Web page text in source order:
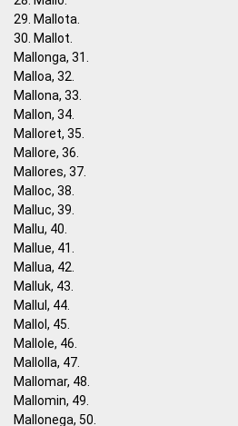
29. Mallota.
30. Mallot.
Mallonga, 31.
Malloa, 32.
Mallona, 33.
Mallon, 34.
Malloret, 35.
Mallore, 36.
Mallores, 37.
Malloc, 38.
Malluc, 39.
Mallu, 40.
Mallue, 41.
Mallua, 42.
Malluk, 43.
Mallul, 44.
Mallol, 45.
Mallole, 46.
Mallolla, 47.
Mallomar, 48.
Mallomin, 49.
Mallonega, 50.